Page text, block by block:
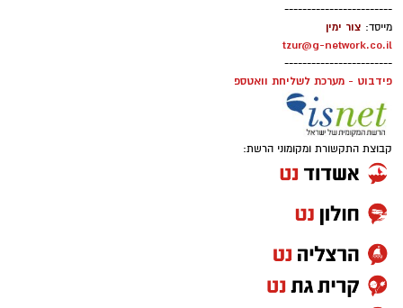
------------------------
מייסד: צור ימין
tzur@g-network.co.il
------------------------
פידבוט - מערכת לשליחת וואטספ
קבוצת התקשורת ומקומוני הרשת: